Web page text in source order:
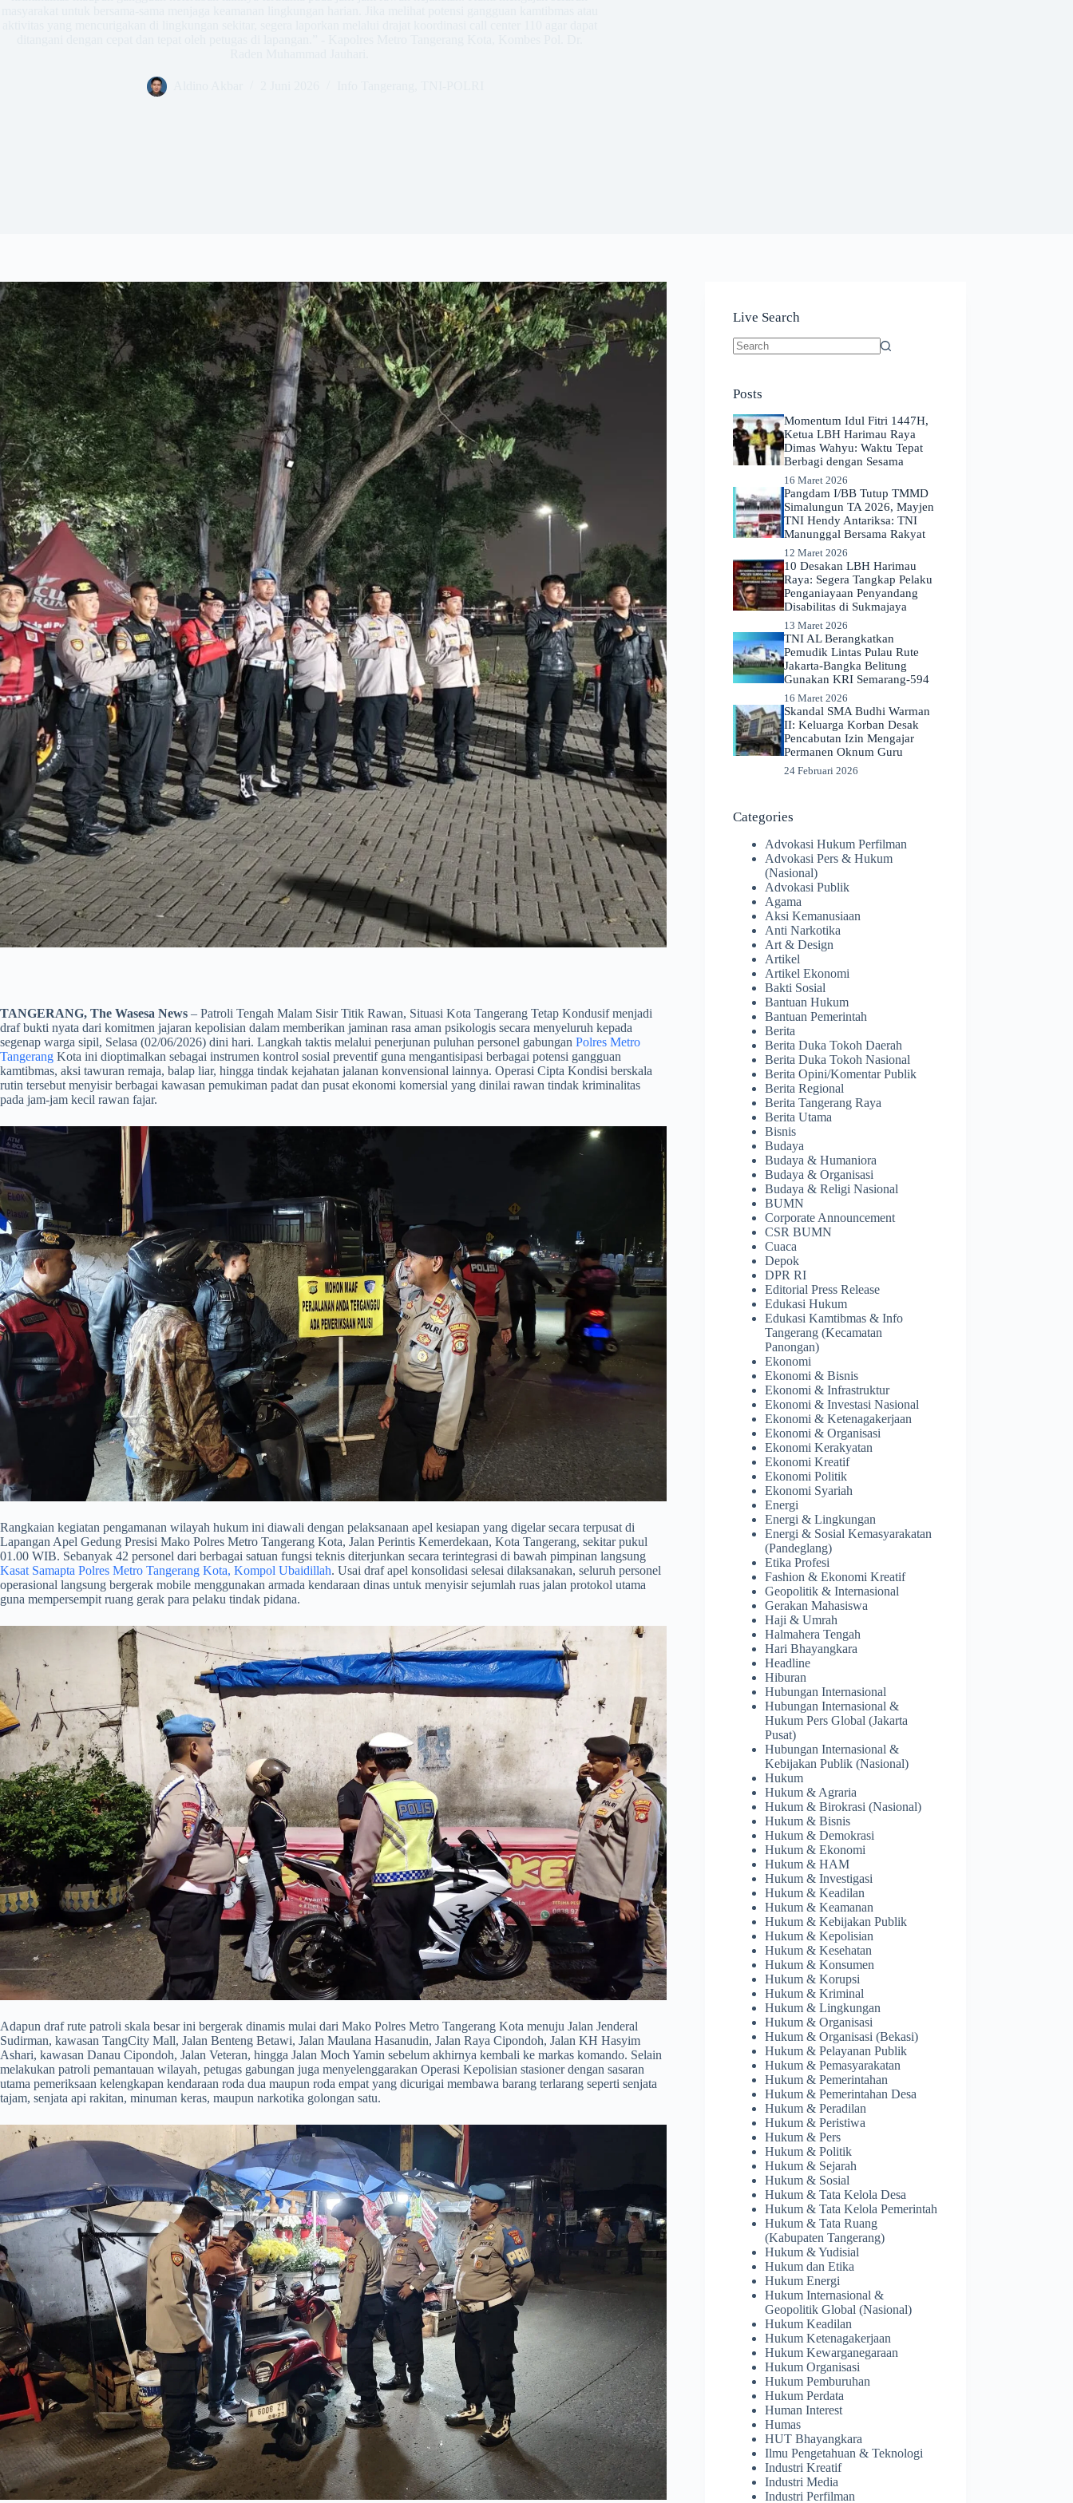
TANGERANG, The Wasesa News – Patroli Tengah Malam Sisir Titik Rawan, Situasi Kota Tangerang Tetap Kondusif menjadi
draf bukti nyata dari komitmen jajaran kepolisian dalam memberikan jaminan rasa aman psikologis secara menyeluruh kepada
segenap warga sipil, Selasa (02/06/2026) dini hari. Langkah taktis melalui penerjunan puluhan personel gabungan Polres Metro
Tangerang Kota ini dioptimalkan sebagai instrumen kontrol sosial preventif guna mengantisipasi berbagai potensi gangguan
kamtibmas, aksi tawuran remaja, balap liar, hingga tindak kejahatan jalanan konvensional lainnya. Operasi Cipta Kondisi berskala
rutin tersebut menyisir berbagai kawasan pemukiman padat dan pusat ekonomi komersial yang dinilai rawan tindak kriminalitas
pada jam-jam kecil rawan fajar.
​Rangkaian kegiatan pengamanan wilayah hukum ini diawali dengan pelaksanaan apel kesiapan yang digelar secara terpusat di
Lapangan Apel Gedung Presisi Mako Polres Metro Tangerang Kota, Jalan Perintis Kemerdekaan, Kota Tangerang, sekitar pukul
01.00 WIB. Sebanyak 42 personel dari berbagai satuan fungsi teknis diterjunkan secara terintegrasi di bawah pimpinan langsung
Kasat Samapta Polres Metro Tangerang Kota, Kompol Ubaidillah. Usai draf apel konsolidasi selesai dilaksanakan, seluruh personel
operasional langsung bergerak mobile menggunakan armada kendaraan dinas untuk menyisir sejumlah ruas jalan protokol utama
guna mempersempit ruang gerak para pelaku tindak pidana.
​Adapun draf rute patroli skala besar ini bergerak dinamis mulai dari Mako Polres Metro Tangerang Kota menuju Jalan Jenderal
Sudirman, kawasan TangCity Mall, Jalan Benteng Betawi, Jalan Maulana Hasanudin, Jalan Raya Cipondoh, Jalan KH Hasyim
Ashari, kawasan Danau Cipondoh, Jalan Veteran, hingga Jalan Moch Yamin sebelum akhirnya kembali ke markas komando. Selain
melakukan patroli pemantauan wilayah, petugas gabungan juga menyelenggarakan Operasi Kepolisian stasioner dengan sasaran
utama pemeriksaan kelengkapan kendaraan roda dua maupun roda empat yang dicurigai membawa barang terlarang seperti senjata
tajam, senjata api rakitan, minuman keras, maupun narkotika golongan satu.
Live Search
Posts
Momentum Idul Fitri 1447H,
Ketua LBH Harimau Raya
Dimas Wahyu: Waktu Tepat
Berbagi dengan Sesama
16 Maret 2026
Pangdam I/BB Tutup TMMD
Simalungun TA 2026, Mayjen
TNI Hendy Antariksa: TNI
Manunggal Bersama Rakyat
12 Maret 2026
​10 Desakan LBH Harimau
Raya: Segera Tangkap Pelaku
Penganiayaan Penyandang
Disabilitas di Sukmajaya
13 Maret 2026
TNI AL Berangkatkan
Pemudik Lintas Pulau Rute
Jakarta-Bangka Belitung
Gunakan KRI Semarang-594
16 Maret 2026
Skandal SMA Budhi Warman
II: Keluarga Korban Desak
Pencabutan Izin Mengajar
Permanen Oknum Guru
24 Februari 2026
Categories
Advokasi Hukum Perfilman
Advokasi Pers & Hukum
(Nasional)
Advokasi Publik
Agama
Aksi Kemanusiaan
Anti Narkotika
Art & Design
Artikel
Artikel Ekonomi
Bakti Sosial
Bantuan Hukum
Bantuan Pemerintah
Berita
Berita Duka Tokoh Daerah
Berita Duka Tokoh Nasional
Berita Opini/Komentar Publik
Berita Regional
Berita Tangerang Raya
Berita Utama
Bisnis
Budaya
Budaya & Humaniora
Budaya & Organisasi
Budaya & Religi Nasional
BUMN
Corporate Announcement
CSR BUMN
Cuaca
Depok
DPR RI
Editorial Press Release
Edukasi Hukum
Edukasi Kamtibmas & Info
Tangerang (Kecamatan
Panongan)
Ekonomi
Ekonomi & Bisnis
Ekonomi & Infrastruktur
Ekonomi & Investasi Nasional
Ekonomi & Ketenagakerjaan
Ekonomi & Organisasi
Ekonomi Kerakyatan
Ekonomi Kreatif
Ekonomi Politik
Ekonomi Syariah
Energi
Energi & Lingkungan
Energi & Sosial Kemasyarakatan
(Pandeglang)
Etika Profesi
Fashion & Ekonomi Kreatif
Geopolitik & Internasional
Gerakan Mahasiswa
Haji & Umrah
Halmahera Tengah
Hari Bhayangkara
Headline
Hiburan
Hubungan Internasional
Hubungan Internasional &
Hukum Pers Global (Jakarta
Pusat)
Hubungan Internasional &
Kebijakan Publik (Nasional)
Hukum
Hukum & Agraria
Hukum & Birokrasi (Nasional)
Hukum & Bisnis
Hukum & Demokrasi
Hukum & Ekonomi
Hukum & HAM
Hukum & Investigasi
Hukum & Keadilan
Hukum & Keamanan
Hukum & Kebijakan Publik
Hukum & Kepolisian
Hukum & Kesehatan
Hukum & Konsumen
Hukum & Korupsi
Hukum & Kriminal
Hukum & Lingkungan
Hukum & Organisasi
Hukum & Organisasi (Bekasi)
Hukum & Pelayanan Publik
Hukum & Pemasyarakatan
Hukum & Pemerintahan
Hukum & Pemerintahan Desa
Hukum & Peradilan
Hukum & Peristiwa
Hukum & Pers
Hukum & Politik
Hukum & Sejarah
Hukum & Sosial
Hukum & Tata Kelola Desa
Hukum & Tata Kelola Pemerintah
Hukum & Tata Ruang
(Kabupaten Tangerang)
Hukum & Yudisial
Hukum dan Etika
Hukum Energi
Hukum Internasional &
Geopolitik Global (Nasional)
Hukum Keadilan
Hukum Ketenagakerjaan
Hukum Kewarganegaraan
Hukum Organisasi
Hukum Pemburuhan
Hukum Perdata
Human Interest
Humas
HUT Bhayangkara
Ilmu Pengetahuan & Teknologi
Industri Kreatif
Industri Media
Industri Perfilman